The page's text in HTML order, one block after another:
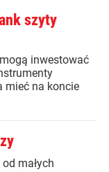
szyty
inwestować
mieć na koncie
małych